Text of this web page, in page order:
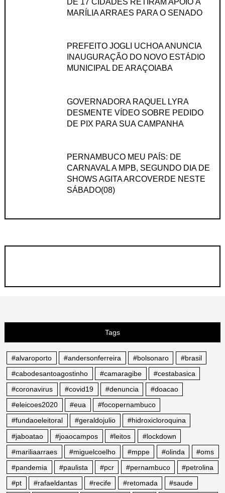
DE 17 CIDADES RETIRAM APOIO À
MARÍLIA ARRAES PARA O SENADO
PREFEITO JOGLI UCHOA ANUNCIA
INAUGURAÇÃO DO NOVO ESTÁDIO
MUNICIPAL DE ARAÇOIABA
GOVERNADORA RAQUEL LYRA
DESMENTE VÍDEO SOBRE PEDIDO
DE PIX PARA SUA CAMPANHA
PERNAMBUCO MEU PAÍS: DE
CARNAVAL A MPB, SEGUNDO DIA DE
SHOWS AGITA ARCOVERDE NESTE
SÁBADO(08)
Tags
#alvaroporto #andersonferreira #bolsonaro
#brasil
#cabodesantoagostinho
#camaragibe
#cestabasica
#coronavirus
#covid19 #denuncia
#doacao
#eleicoes2020
#eua
#focopernambuco
#fundaoeleitoral
#geraldojulio
#hidroxicloroquina
#jaboatao
#joaocampos #leitos
#lockdown
#mariliaarraes
#miguelcoelho #mppe #olinda
#oms
#pandemia
#paulista #pcr #pernambuco
#petrolina
#pt
#rafaeldantas #recife #retomada #saude